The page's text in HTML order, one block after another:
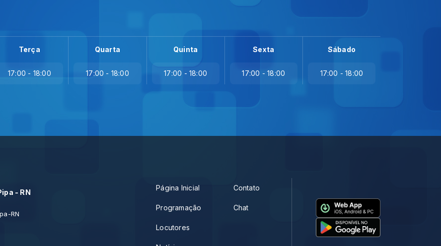
Terça
17:00 - 18:00
Quarta
17:00 - 18:00
Quinta
17:00 - 18:00
Sexta
17:00 - 18:00
Sábado
17:00 - 18:00
- RN
RN
Página Inicial
Programação
Locutores
Contato
Chat